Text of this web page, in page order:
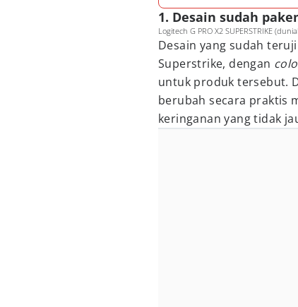
1. Desain sudah
Logitech G PRO X2 SUPERSTRIKE
Desain yang sudah
Superstrike, dengan
untuk produk tersebut.
berubah secara praktis
keringanan yang tidak